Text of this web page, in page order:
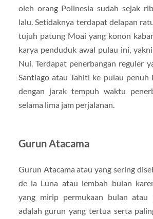
oleh orang Polinesia sudah sejak
lalu. Setidaknya terdapat delapan
tujuh patung Moai yang konon
karya penduduk awal pulau ini,
Nui. Terdapat penerbangan reguler
Santiago atau Tahiti ke pulau penuh
dengan jarak tempuh waktu
selama lima jam perjalanan.
Gurun Atacama
Gurun Atacama atau yang sering
de la Luna atau lembah bulan
yang mirip permukaan bulan
adalah gurun yang tertua serta